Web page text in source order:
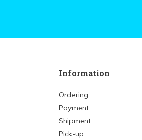
Information
Ordering
Payment
Shipment
Pick-up